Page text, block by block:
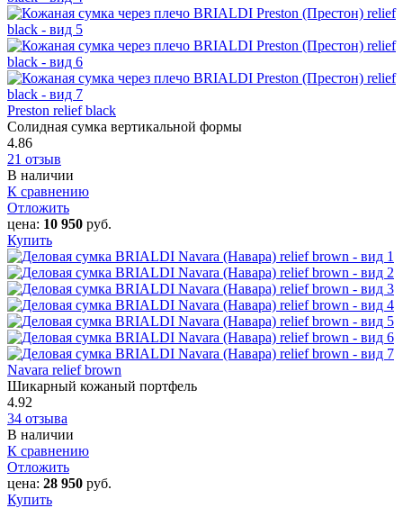
Preston relief black
Солидная сумка вертикальной формы
4.86
21 отзыв
В наличии
К сравнению
Отложить
цена: 10 950 руб.
Купить
Navara relief brown
Шикарный кожаный портфель
4.92
34 отзыва
В наличии
К сравнению
Отложить
цена: 28 950 руб.
Купить